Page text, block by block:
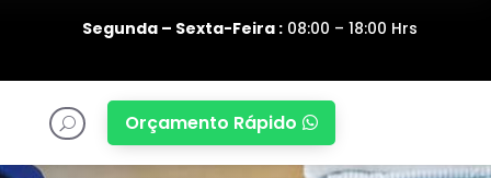
Segunda – Sexta-Feira :08:00 – 18:00 Hrs
U Orçamento Rápido 